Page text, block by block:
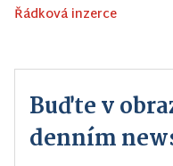
Řádková inzerce
Buďte v
denním